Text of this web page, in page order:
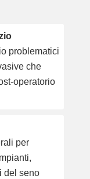
problematici
che
operatorio
per
del seno